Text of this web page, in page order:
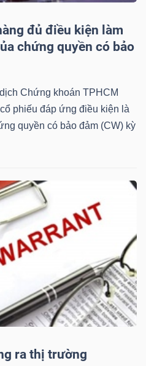
đủ điều kiện làm
chứng quyền có bảo
Chứng khoán TPHCM
phiếu đáp ứng điều kiện là
quyền có bảo đảm (CW) kỳ
ra thị trường